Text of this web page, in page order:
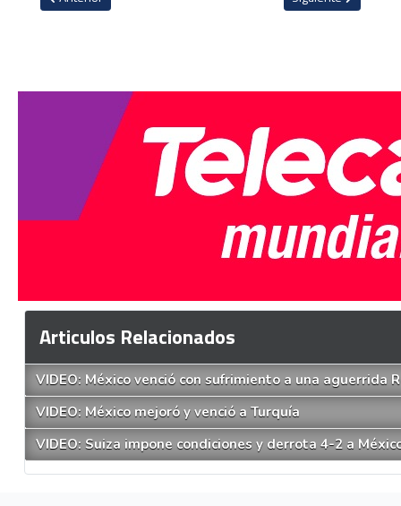
Articulos Relacionados
VIDEO: México venció con sufrimiento a una aguerrida
VIDEO: México mejoró y venció a Turquía
VIDEO: Suiza impone condiciones y derrota 4-2 a